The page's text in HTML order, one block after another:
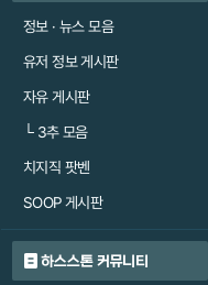
정보 · 뉴스 모음
유저 정보 게시판
자유 게시판
└3추 모음
치지직 팟벤
SOOP 게시판
하스스톤 커뮤니티